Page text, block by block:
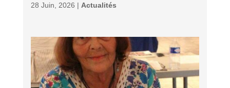
28 Juin, 2026 | Actualités